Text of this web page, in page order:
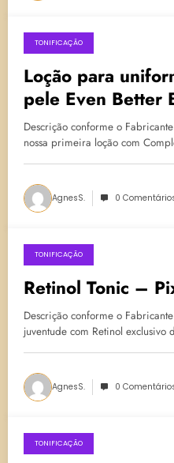
27 de maio de 2024
TONIFICAÇÃO
Loção para
pele Even Better
Clinique
Descrição conforme o
nossa primeira loção com
AgnesS. 0
8 de fevereiro de 2024
TONIFICAÇÃO
Retinol Tonic –
Descrição conforme o
juventude com Retinol
AgnesS. 0
7 de fevereiro de 2024
TONIFICAÇÃO